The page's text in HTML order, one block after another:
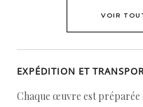
VOIR
EXPÉDITION ET
Chaque œuvre est